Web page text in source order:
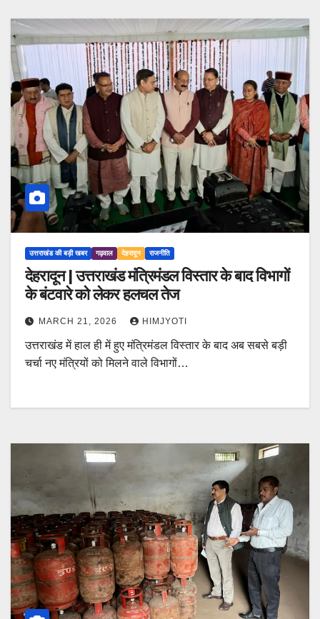
उत्तराखंड की बड़ी खबर गढ़वाल देहरादून राजनीति
देहरादून | उत्तराखंड मंत्रिमंडल विस्तार के बाद विभागों
के बंटवारे को लेकर हलचल तेज
MARCH 21, 2026 HIMJYOTI
उत्तराखंड में हाल ही में हुए मंत्रिमंडल विस्तार के बाद अब सबसे बड़ी
चर्चा नए मंत्रियों को मिलने वाले विभागों…